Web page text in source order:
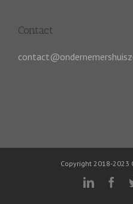
Contact
Copyright 2018-2023
linkedin